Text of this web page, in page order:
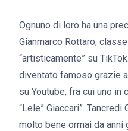
Ognuno di loro ha una
Gianmarco Rottaro,
“artisticamente” su
diventato famoso grazie
su Youtube, fra cui uno in
“Lele” Giaccari”.
molto bene ormai da anni